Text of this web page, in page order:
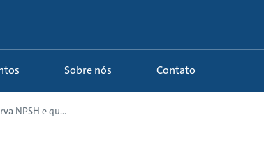
Sobre nós Contato
NPSH e qu...